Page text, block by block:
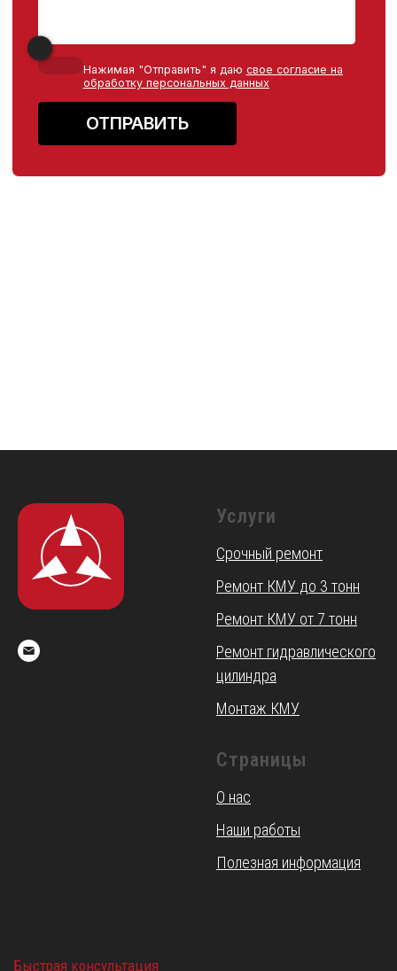
Услуги
Срочный ремонт
Ремонт КМУ до 3 тонн
Ремонт КМУ от 7 тонн
Ремонт гидравлического
цилиндра
Монтаж КМУ
Страницы
О нас
Наши работы
Полезная информация